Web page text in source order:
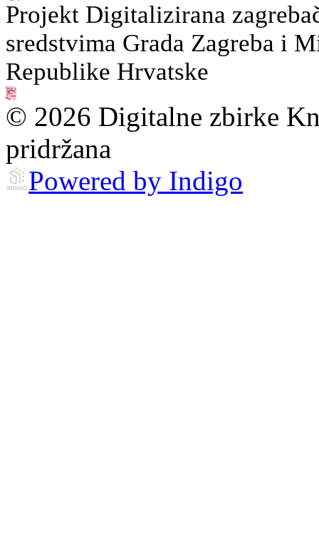
Projekt Digitalizirana
sredstvima Grada Zagreba i
Republike Hrvatske
© 2026 Digitalne zbirke
pridržana
Powered by Indigo